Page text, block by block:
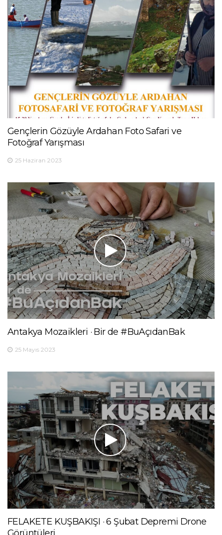
Gençlerin Gözüyle Ardahan Foto Safari ve
Fotoğraf Yarışması
25 Haziran 2023
Antakya Mozaikleri · Bir de #BuAçıdanBak
25 Mayıs 2023
FELAKETE KUŞBAKIŞI · 6 Şubat Depremi Drone
Görüntüleri